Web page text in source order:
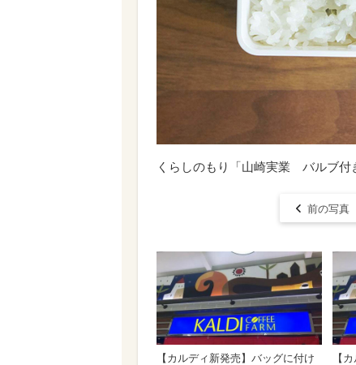
くらしのもり「山崎実業 バルブ付
前の写真